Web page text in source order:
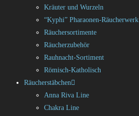
Kräuter und Wurzeln
“Kyphi” Pharaonen-Räucherwerk
Räuchersortimente
Räucherzubehör
Rauhnacht-Sortiment
Römisch-Katholisch
Räucherstäbchen
Anna Riva Line
Chakra Line